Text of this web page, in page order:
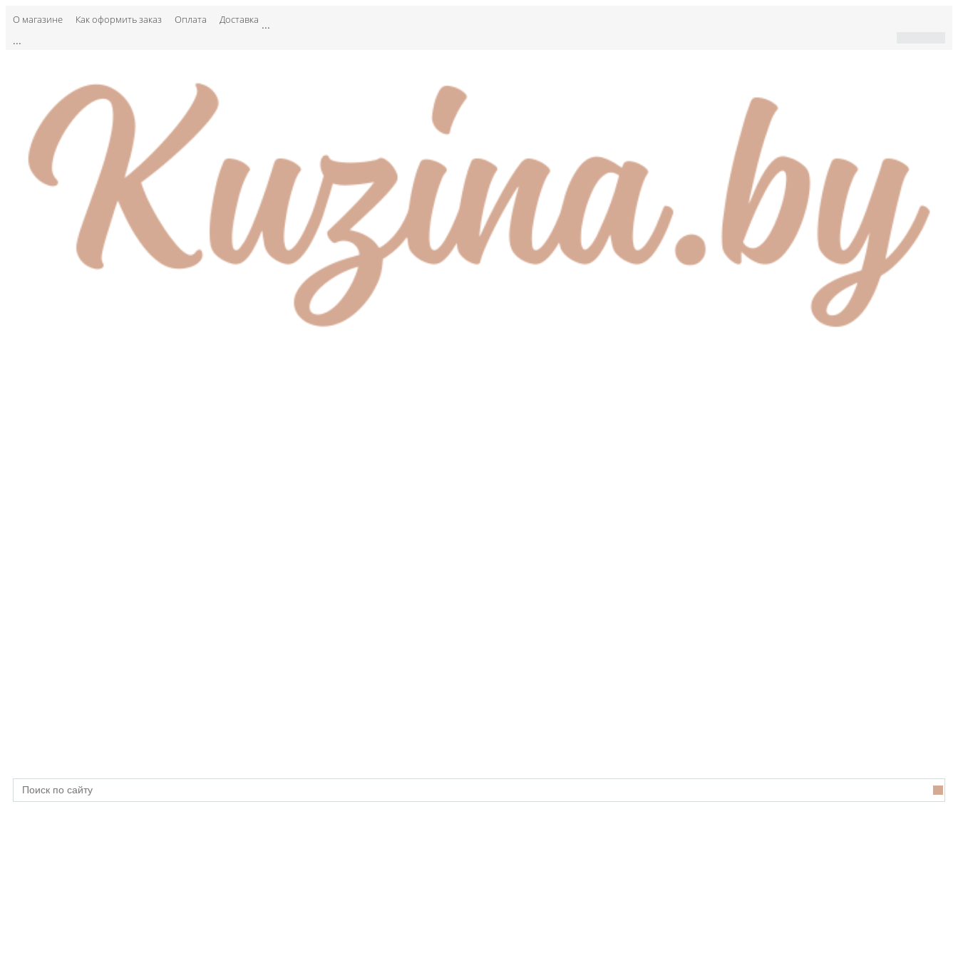
О магазине Как оформить заказ Оплата Доставка ...
...